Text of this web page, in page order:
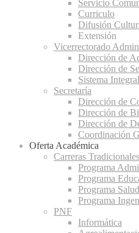
Servicio
Curriculo
Difusión
Extensión
Vicerrectorado
Dirección de
Dirección de
Sistema
Secretaría
Dirección de
Dirección de
Dirección de
Coordinación
Oferta Académica
Carreras Tradicionales
Programa
Programa
Programa Salud
Programa
PNF
Informática